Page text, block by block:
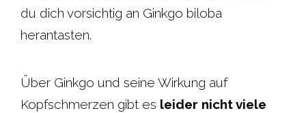
du dich vorsichtig an Ginkgo biloba
herantasten.
Über Ginkgo und seine Wirkung auf
Kopfschmerzen gibt es leider nicht viele